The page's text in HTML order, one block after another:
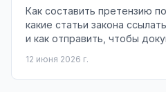
Как составить претензию
какие статьи закона
и как отправить, чтобы
12 июня 2026 г.